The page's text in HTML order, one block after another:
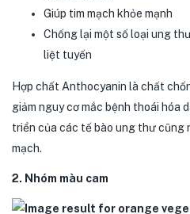
Giúp tim mạch khỏe mạnh
Chống lại một số loại ung
liệt tuyến
Hợp chất Anthocyanin là chất
giảm nguy cơ mắc bệnh thoái hóa
triển của các tế bào ung thư cũng
mạch.
2. Nhóm màu cam